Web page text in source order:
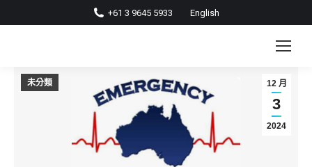
+61 3 9645 5933 English
12 月
3
2024
未分類